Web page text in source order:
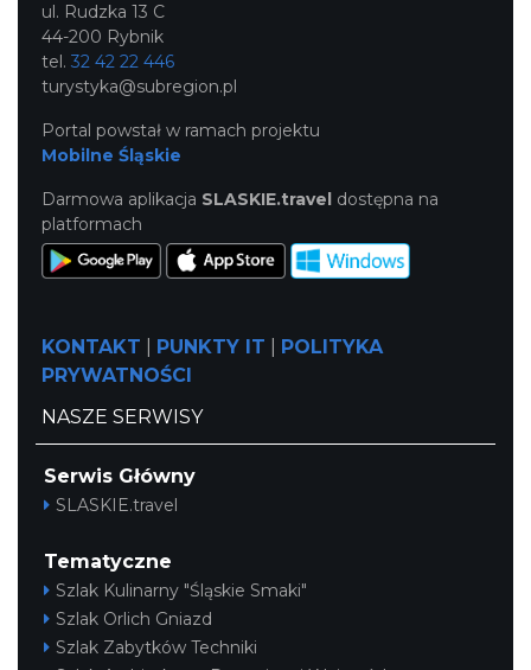
ul. Rudzka 13 C
44-200 Rybnik
tel. 32 42 22 446
turystyka@subregion.pl
Portal powstał w ramach projektu
Mobilne Śląskie
Darmowa aplikacja SLASKIE.travel dostępna na
platformach
KONTAKT PUNKTY IT
POLITYKA
PRYWATNOŚCI
NASZE SERWISY
Serwis Główny
SLASKIE.travel
Tematyczne
Szlak Kulinarny "Śląskie Smaki"
Szlak Orlich Gniazd
Szlak Zabytków Techniki